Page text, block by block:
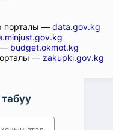
порталы — data.gov.kg
— budget.okmot.kg
— zakupki.gov.kg